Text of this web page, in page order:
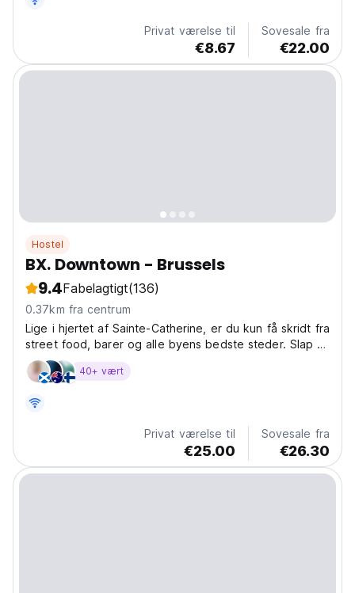
Privat værelse til
€8.67
Sovesale fra
€22.00
Hostel
BX. Downtown - Brussels
9.4Fabelagtigt(136)
0.37km fra centrum
Lige i hjertet af Sainte-Catherine, er du kun få skridt fra
street food, barer og alle byens bedste steder. Slap af
på Half & Half, vores hangout i stueetagen, der
serverer velsmagende dele-tallerkener,
udforskning...
40+ vært
Privat værelse til
€25.00
Sovesale fra
€26.30